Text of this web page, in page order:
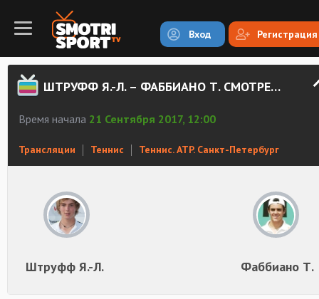
Вход Регистрация
ШТРУФФ Я.-Л. – ФАББИАНО Т. СМОТРЕТЬ ОНЛАЙН
Время начала 21 Сентября 2017, 12:00
Трансляции Теннис Теннис. ATP. Санкт-Петербург
Штруфф Я.-Л. Фаббиано Т.